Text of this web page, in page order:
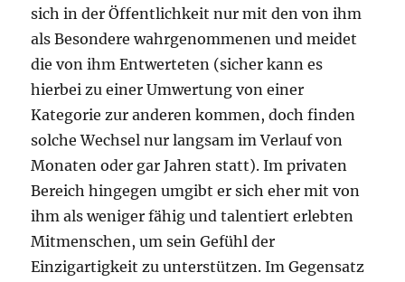
sich in der Öffentlichkeit nur mit den von ihm
als Besondere wahrgenommenen und meidet
die von ihm Entwerteten (sicher kann es
hierbei zu einer Umwertung von einer
Kategorie zur anderen kommen, doch finden
solche Wechsel nur langsam im Verlauf von
Monaten oder gar Jahren statt). Im privaten
Bereich hingegen umgibt er sich eher mit von
ihm als weniger fähig und talentiert erlebten
Mitmenschen, um sein Gefühl der
Einzigartigkeit zu unterstützen. Im Gegensatz